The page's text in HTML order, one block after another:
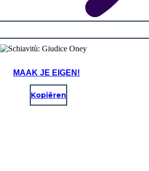
MAAK JE EIGEN!
Kopiëren